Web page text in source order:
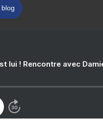
lui ! Rencontre avec